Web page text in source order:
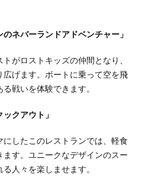
ネバーランドアドベンチャー」
がロストキッズの仲間となり、
広げます。ボートに乗って空を飛
戦いを体験できます。
クアウト」
したこのレストランでは、軽食
す。ユニークなデザインのスー
人々を楽しませます。